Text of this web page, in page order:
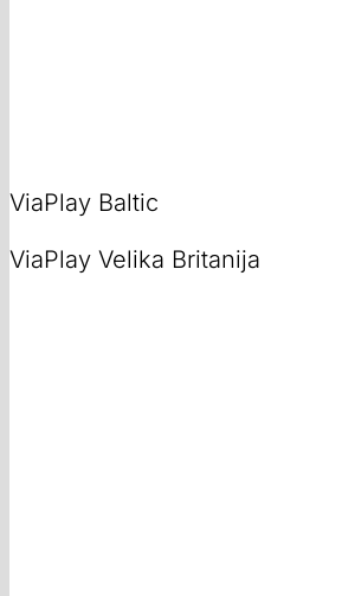
ViaPlay Baltic
ViaPlay Velika Britanija